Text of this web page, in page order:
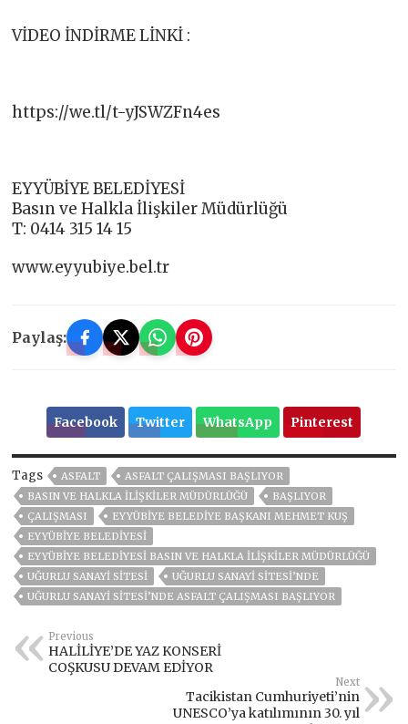
VİDEO İNDİRME LİNKİ :
https://we.tl/t-yJSWZFn4es
EYYÜBİYE BELEDİYESİ
Basın ve Halkla İlişkiler Müdürlüğü
T: 0414 315 14 15
www.eyyubiye.bel.tr
Paylaş:
Facebook Twitter WhatsApp Pinterest
Tags ASFALT
ASFALT ÇALIŞMASI BAŞLIYOR
BASIN VE HALKLA İLIŞKILER MÜDÜRLÜĞÜ
BAŞLIYOR
ÇALIŞMASI
EYYÜBIYE BELEDIYE BAŞKANI MEHMET KUŞ
EYYÜBİYE BELEDİYESİ
EYYÜBİYE BELEDİYESİ BASIN VE HALKLA İLIŞKILER MÜDÜRLÜĞÜ
UĞURLU SANAYI SITESI
UĞURLU SANAYI SITESI’NDE
UĞURLU SANAYI SITESI’NDE ASFALT ÇALIŞMASI BAŞLIYOR
Previous
HALİLİYE’DE YAZ KONSERİ
COŞKUSU DEVAM EDİYOR
Next
Tacikistan Cumhuriyeti’nin
UNESCO’ya katılımının 30. yıl